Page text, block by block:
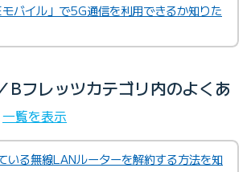
モバイル」で5G通信を利用できるか知りた
Bフレッツカテゴリ内のよくあ
一覧を表示
いる無線LANルーターを解約する方法を知